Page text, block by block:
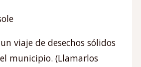
viaje de desechos sólidos
municipio. (Llamarlos